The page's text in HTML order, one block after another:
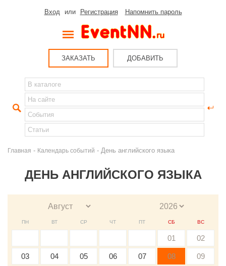
Вход или Регистрация Напомнить пароль
ЗАКАЗАТЬ ДОБАВИТЬ
Главная - Календарь событий - День английского языка
ДЕНЬ АНГЛИЙСКОГО ЯЗЫКА
ПН ВТ СР ЧТ ПТ СБ ВС
01 02
03 04 05 06 07 08 09